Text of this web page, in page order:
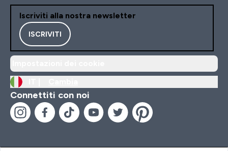
Iscriviti alla nostra newsletter
ISCRIVITI
Connettiti con noi